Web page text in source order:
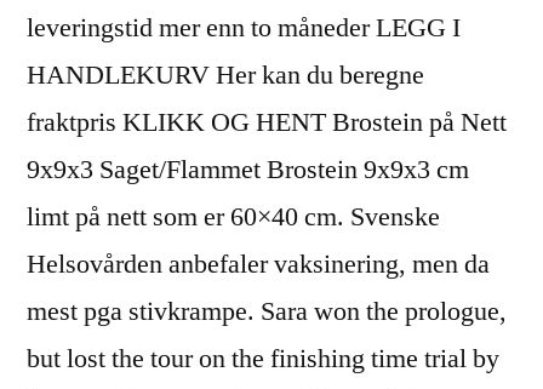
leveringstid mer enn to måneder LEGG I
HANDLEKURV Her kan du beregne
fraktpris KLIKK OG HENT Brostein på Nett
9x9x3 Saget/Flammet Brostein 9x9x3 cm
limt på nett som er 60×40 cm. Svenske
Helsovården anbefaler vaksinering, men da
mest pga stivkrampe. Sara won the prologue,
but lost the tour on the finishing time trial by